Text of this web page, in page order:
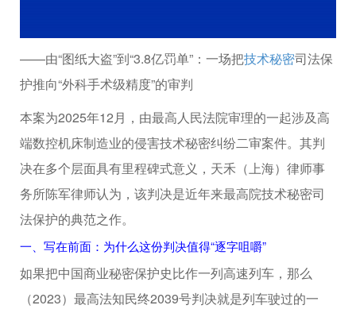
——由“图纸大盗”到“3.8亿罚单”：一场把技术秘密司法保
护推向“外科手术级精度”的审判
本案为2025年12月，由最高人民法院审理的一起涉及高
端数控机床制造业的侵害技术秘密纠纷二审案件。其判
决在多个层面具有里程碑式意义，天禾（上海）律师事
务所陈军律师认为，该判决是近年来最高院技术秘密司
法保护的典范之作。
一、写在前面：为什么这份判决值得“逐字咀嚼”
如果把中国商业秘密保护史比作一列高速列车，那么
（2023）最高法知民终2039号判决就是列车驶过的一